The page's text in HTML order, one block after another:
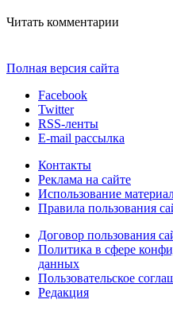
Читать комментарии
Полная версия сайта
Facebook
Twitter
RSS-ленты
E-mail рассылка
Контакты
Реклама на сайте
Использование
Правила пользования
Договор пользования
Политика в сфере
данных
Пользовательское
Редакция